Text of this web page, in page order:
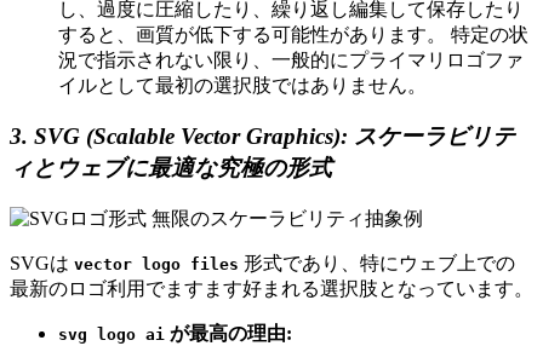
し、過度に圧縮したり、繰り返し編集して保存したり
すると、画質が低下する可能性があります。 特定の状
況で指示されない限り、一般的にプライマリロゴファ
イルとして最初の選択肢ではありません。
3. SVG (Scalable Vector Graphics): スケーラビリテ
ィとウェブに最適な究極の形式
SVGは vector logo files 形式であり、特にウェブ上での
最新のロゴ利用でますます好まれる選択肢となっています。
svg logo ai が最高の理由: